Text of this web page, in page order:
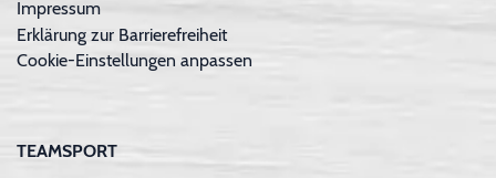
Impressum
Erklärung zur Barrierefreiheit
Cookie-Einstellungen anpassen
TEAMSPORT